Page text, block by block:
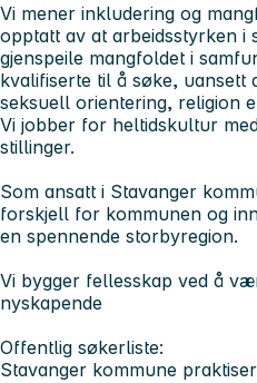
Vi mener inkludering og
opptatt av at arbeidsstyrken i
gjenspeile mangfoldet i
kvalifiserte til å søke, uansett
seksuell orientering, religion
Vi jobber for heltidskultur
stillinger.
Som ansatt i Stavanger
forskjell for kommunen og
en spennende storbyregion.
Vi bygger fellesskap ved å
nyskapende
Offentlig søkerliste:
Stavanger kommune